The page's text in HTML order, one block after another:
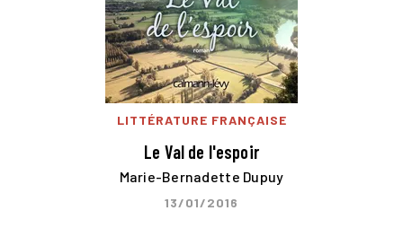
LITTÉRATURE FRANÇAISE
Le Val de l'espoir
Marie-Bernadette Dupuy
13/01/2016